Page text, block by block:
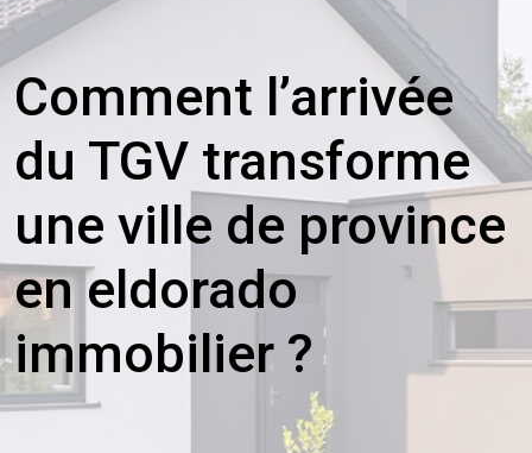
Comment l’arrivée
du TGV transforme
une ville de province
en eldorado
immobilier ?